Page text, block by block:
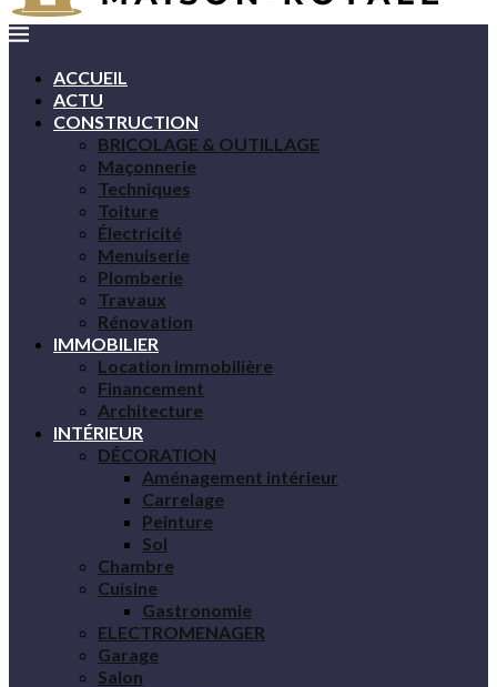
ACCUEIL
ACTU
CONSTRUCTION
BRICOLAGE & OUTILLAGE
Maçonnerie
Techniques
Toiture
Électricité
Menuiserie
Plomberie
Travaux
Rénovation
IMMOBILIER
Location immobilière
Financement
Architecture
INTÉRIEUR
DÉCORATION
Aménagement intérieur
Carrelage
Peinture
Sol
Chambre
Cuisine
Gastronomie
ELECTROMENAGER
Garage
Salon